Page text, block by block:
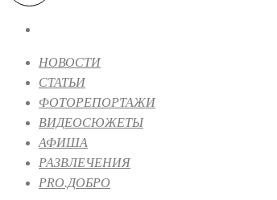
НОВОСТИ
СТАТЬИ
ФОТОРЕПОРТАЖИ
ВИДЕОСЮЖЕТЫ
АФИША
РАЗВЛЕЧЕНИЯ
PRO.ДОБРО